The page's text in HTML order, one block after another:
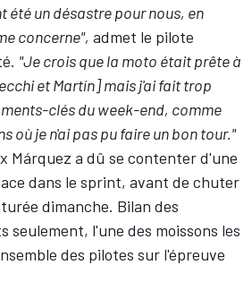
été un désastre pour nous, en
concerne", admet le pilote
"Je crois que la moto était prête à
et Martín] mais j'ai fait trop
clés du week-end, comme
où je n'ai pas pu faire un bon tour."
Márquez a dû se contenter d'une
dans le sprint, avant de chuter
dimanche. Bilan des
seulement, l'une des moissons les
des pilotes sur l'épreuve